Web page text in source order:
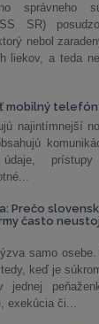
správneho
SR)
nebol
liekov, a teda
mobilný
najintímnejší
údaje,
Prečo
často
samo osebe.
keď je
exekúcia či...